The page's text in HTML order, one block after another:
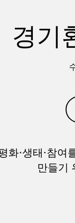
경기
화·생태·참
만들기